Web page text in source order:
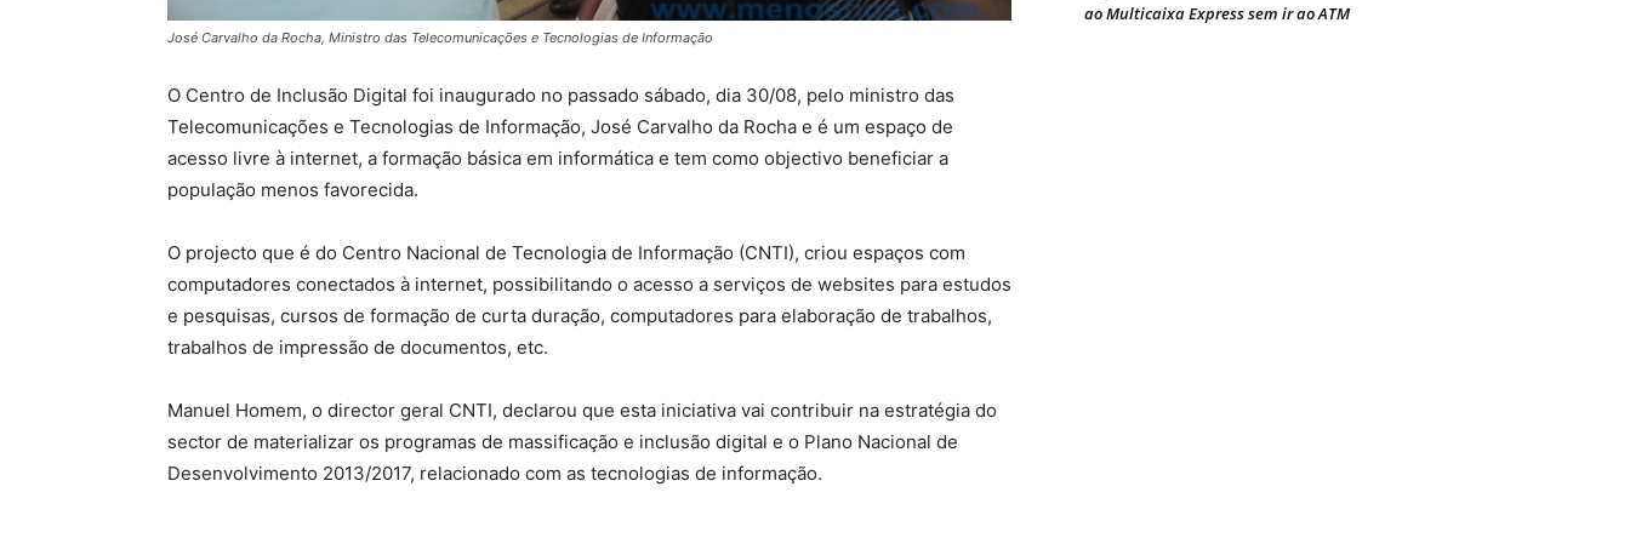
José Carvalho da Rocha, Ministro das Telecomunicações e Tecnologias de Informação
O Centro de Inclusão Digital foi inaugurado no passado sábado, dia 30/08, pelo ministro das
Telecomunicações e Tecnologias de Informação, José Carvalho da Rocha e é um espaço de
acesso livre à internet, a formação básica em informática e tem como objectivo beneficiar a
população menos favorecida.
O projecto que é do Centro Nacional de Tecnologia de Informação (CNTI), criou espaços com
computadores conectados à internet, possibilitando o acesso a serviços de websites para estudos
e pesquisas, cursos de formação de curta duração, computadores para elaboração de trabalhos,
trabalhos de impressão de documentos, etc.
Manuel Homem, o director geral CNTI, declarou que esta iniciativa vai contribuir na estratégia do
sector de materializar os programas de massificação e inclusão digital e o Plano Nacional de
Desenvolvimento 2013/2017, relacionado com as tecnologias de informação.
ao Multicaixa Express sem ir ao ATM